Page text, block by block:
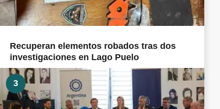
Recuperan elementos robados tras dos
investigaciones en Lago Puelo
3